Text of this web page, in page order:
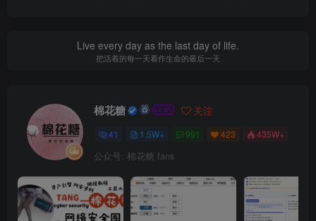
Live every day as the last day of life.
把活着的每一天看作生命的最后一天
棉花糖 关注
41 1.5W+ 991 423 435W+
公众号: 棉花糖 fans